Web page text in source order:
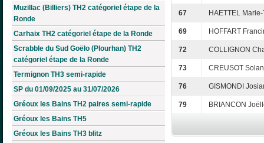
Muzillac (Billiers) TH2 catégoriel étape de la
Ronde
Carhaix TH2 catégoriel étape de la Ronde
Scrabble du Sud Goëlo (Plourhan) TH2
catégoriel étape de la Ronde
Termignon TH3 semi-rapide
SP du 01/09/2025 au 31/07/2026
Gréoux les Bains TH2 paires semi-rapide
Gréoux les Bains TH5
Gréoux les Bains TH3 blitz
67 HAETTEL
69 HOFFART
72 COLLIGNON
73 CREUSOT
76 GISMONDI
79 BRIANCON